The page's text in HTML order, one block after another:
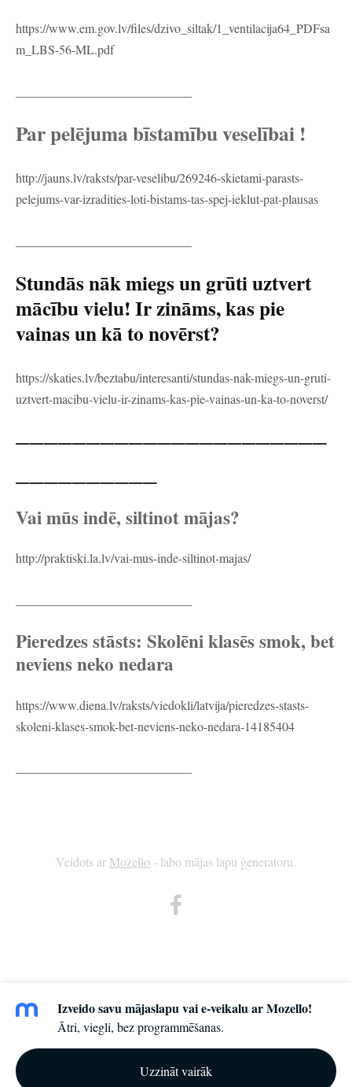
https://www.em.gov.lv/files/dzivo_siltak/1_ventilacija64_PDFsa
m_LBS-56-ML.pdf
Par pelējuma bīstamību veselībai !
http://jauns.lv/raksts/par-veselibu/269246-skietami-parasts-
pelejums-var-izradities-loti-bistams-tas-spej-ieklut-pat-plausas
Stundās nāk miegs un grūti uztvert
mācību vielu! Ir zināms, kas pie
vainas un kā to novērst?
https://skaties.lv/beztabu/interesanti/stundas-nak-miegs-un-gruti-
uztvert-macibu-vielu-ir-zinams-kas-pie-vainas-un-ka-to-noverst/
Vai mūs indē, siltinot mājas?
http://praktiski.la.lv/vai-mus-inde-siltinot-majas/
Pieredzes stāsts: Skolēni klasēs smok, bet
neviens neko nedara
https://www.diena.lv/raksts/viedokli/latvija/pieredzes-stasts-
skoleni-klases-smok-bet-neviens-neko-nedara-14185404
Veidots ar Mozello - labo mājas lapu ģeneratoru.
Izveido savu mājaslapu vai e-veikalu ar Mozello!
Ātri, viegli, bez programmēšanas.
Uzzināt vairāk